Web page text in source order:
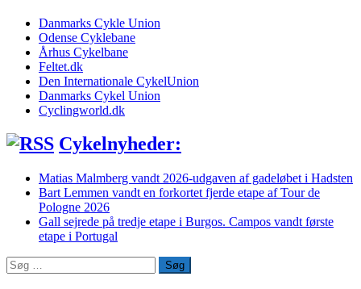
Danmarks Cykle Union
Odense Cyklebane
Århus Cykelbane
Feltet.dk
Den Internationale CykelUnion
Danmarks Cykel Union
Cyclingworld.dk
Cykelnyheder:
Matias Malmberg vandt 2026-udgaven af gadeløbet i Hadsten
Bart Lemmen vandt en forkortet fjerde etape af Tour de
Pologne 2026
Gall sejrede på tredje etape i Burgos. Campos vandt første
etape i Portugal
Søg
efter: